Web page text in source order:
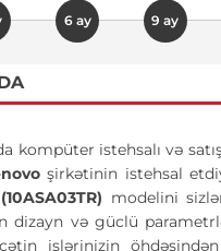
6 ay 9 ay
kompüter istehsalı və
şirkətinin istehsal
modelini
dizayn və güclü
işlərinizin